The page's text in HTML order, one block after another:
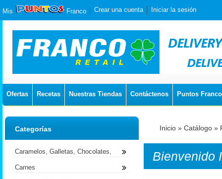
Mis Franco Crear una cuenta Iniciar la sesión
Ofertas Recetas Nuestras Tiendas Contáctenos Puntos Franco
Inicio » Catálogo »
Bienvenido
Categorías
Caramelos, Galletas, Chocolates,
Carnes